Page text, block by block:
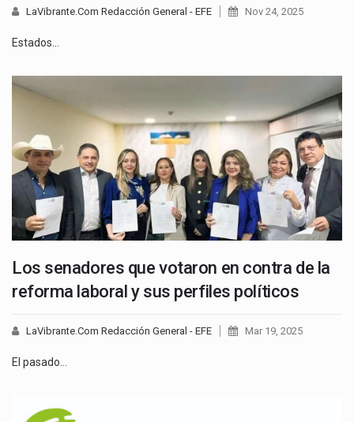
LaVibrante.Com Redacción General - EFE Nov 24, 2025
Estados…
Los senadores que votaron en contra de la
reforma laboral y sus perfiles políticos
LaVibrante.Com Redacción General - EFE Mar 19, 2025
El pasado…